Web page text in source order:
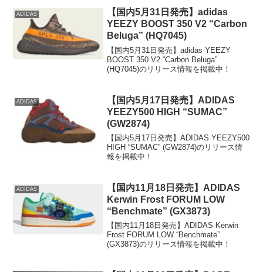
ADIDAS
【国内5月31日発売】adidas
YEEZY BOOST 350 V2 “Carbon
Beluga” (HQ7045)
【国内5月31日発売】adidas YEEZY
BOOST 350 V2 “Carbon Beluga”
(HQ7045)のリリース情報を掲載中！
ADIDAS
【国内5月17日発売】ADIDAS
YEEZY500 HIGH “SUMAC”
(GW2874)
【国内5月17日発売】ADIDAS YEEZY500
HIGH “SUMAC” (GW2874)のリリース情
報を掲載中！
ADIDAS
【国内11月18日発売】ADIDAS
Kerwin Frost FORUM LOW
“Benchmate” (GX3873)
【国内11月18日発売】ADIDAS Kerwin
Frost FORUM LOW “Benchmate”
(GX3873)のリリース情報を掲載中！